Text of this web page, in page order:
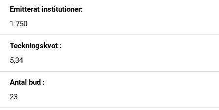
Emitterat institutioner:
1 750
Teckningskvot :
5,34
Antal bud :
23